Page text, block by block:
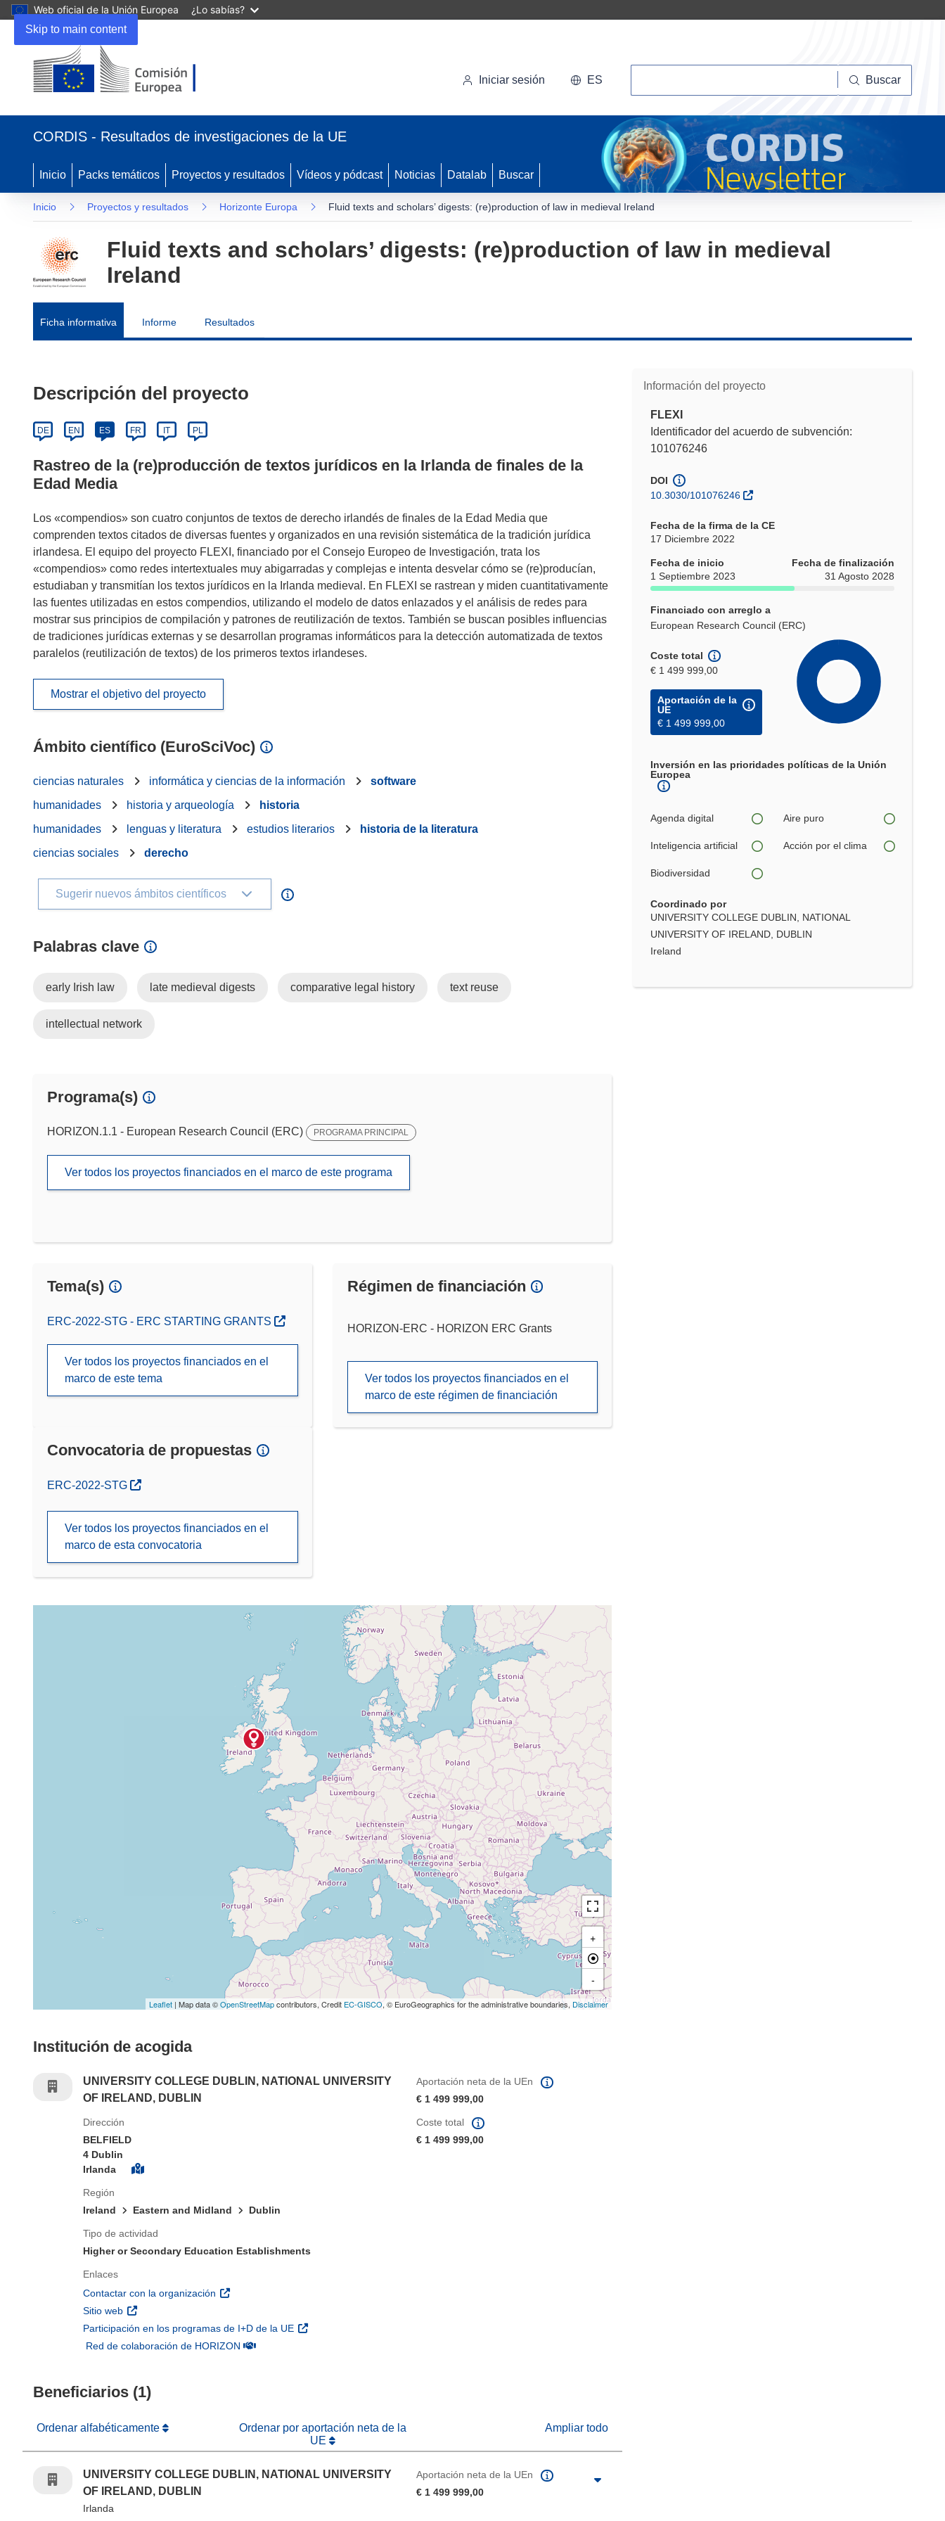
Skip to main content
Web oficial de la Unión Europea ¿Lo sabías?
Iniciar sesión ES Buscar
CORDIS - Resultados de investigaciones de la UE
Inicio Packs temáticos Proyectos y resultados Vídeos y pódcast Noticias Datalab Buscar
Inicio Proyectos y resultados Horizonte Europa Fluid texts and scholars’ digests: (re)production of law in medieval Ireland
Fluid texts and scholars’ digests: (re)production of law in medieval
Ireland
Ficha informativa Informe Resultados
Información del proyecto
FLEXI
Identificador del acuerdo de subvención:
101076246
DOI
10.3030/101076246
Fecha de la firma de la CE
17 Diciembre 2022
Fecha de inicio
1 Septiembre 2023
Fecha de finalización
31 Agosto 2028
Financiado con arreglo a
European Research Council (ERC)
Coste total
€ 1 499 999,00
Aportación de la
UE
€ 1 499 999,00
Inversión en las prioridades políticas de la Unión
Europea
Agenda digital Aire puro
Inteligencia artificial Acción por el clima
Biodiversidad
Coordinado por
UNIVERSITY COLLEGE DUBLIN, NATIONAL
UNIVERSITY OF IRELAND, DUBLIN
Ireland
Descripción del proyecto
DE EN ES FR IT PL
Rastreo de la (re)producción de textos jurídicos en la Irlanda de finales de la
Edad Media
Los «compendios» son cuatro conjuntos de textos de derecho irlandés de finales de la Edad Media que
comprenden textos citados de diversas fuentes y organizados en una revisión sistemática de la tradición jurídica
irlandesa. El equipo del proyecto FLEXI, financiado por el Consejo Europeo de Investigación, trata los
«compendios» como redes intertextuales muy abigarradas y complejas e intenta desvelar cómo se (re)producían,
estudiaban y transmitían los textos jurídicos en la Irlanda medieval. En FLEXI se rastrean y miden cuantitativamente
las fuentes utilizadas en estos compendios, utilizando el modelo de datos enlazados y el análisis de redes para
mostrar sus principios de compilación y patrones de reutilización de textos. También se buscan posibles influencias
de tradiciones jurídicas externas y se desarrollan programas informáticos para la detección automatizada de textos
paralelos (reutilización de textos) de los primeros textos irlandeses.
Mostrar el objetivo del proyecto
Ámbito científico (EuroSciVoc)
ciencias naturales informática y ciencias de la información
software
humanidades
historia y arqueología
historia
humanidades
lenguas y literatura estudios literarios
historia de la literatura
ciencias sociales
derecho
Sugerir nuevos ámbitos científicos
Palabras clave
early Irish law late medieval digests comparative legal history text reuse
intellectual network
Programa(s)
HORIZON.1.1 - European Research Council (ERC) PROGRAMA PRINCIPAL
Ver todos los proyectos financiados en el marco de este programa
Tema(s)
ERC-2022-STG - ERC STARTING GRANTS
Ver todos los proyectos financiados en el
marco de este tema
Régimen de financiación
HORIZON-ERC - HORIZON ERC Grants
Ver todos los proyectos financiados en el
marco de este régimen de financiación
Convocatoria de propuestas
(se abrirá en una nueva ventana)
ERC-2022-STG
Ver todos los proyectos financiados en el
marco de esta convocatoria
+
-
Leaflet | Map data ©OpenStreetMapcontributors, Credit EC-GISCO, © EuroGeographics for the administrative boundaries, Disclaimer
Institución de acogida
UNIVERSITY COLLEGE DUBLIN, NATIONAL UNIVERSITY
OF IRELAND, DUBLIN
Aportación neta de la UEn
€ 1 499 999,00
Dirección
BELFIELD
4 Dublin
Irlanda
Región
Ireland
Eastern and Midland Dublin
Tipo de actividad
Higher or Secondary Education Establishments
Enlaces
Contactar con la organización (se abrirá en una nueva ventana)
Sitio web (se abrirá en una nueva ventana)
Participación en los programas de I+D de la UE (se abrirá en una nueva ventana)
Red de colaboración de HORIZON(se abrirá en una nueva ventana)
Coste total
€ 1 499 999,00
Beneficiarios (1)
Ordenar alfabéticamente
Ordenar por aportación neta de la
UE
Ampliar todo
UNIVERSITY COLLEGE DUBLIN, NATIONAL UNIVERSITY
OF IRELAND, DUBLIN
Irlanda
Aportación neta de la UEn
€ 1 499 999,00